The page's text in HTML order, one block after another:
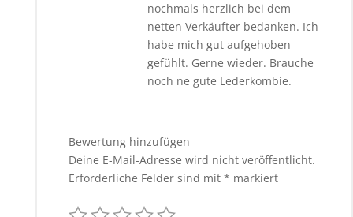
nochmals herzlich bei dem
netten Verkäufter bedanken. Ich
habe mich gut aufgehoben
gefühlt. Gerne wieder. Brauche
noch ne gute Lederkombie.
Bewertung hinzufügen
Deine E-Mail-Adresse wird nicht veröffentlicht.
Erforderliche Felder sind mit * markiert